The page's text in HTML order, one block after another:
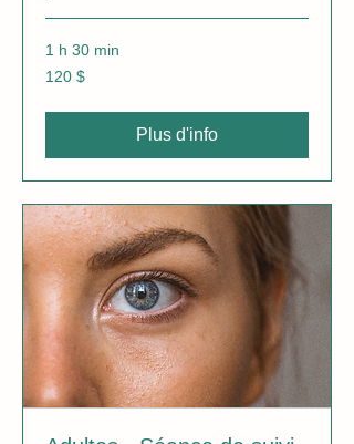
1 h 30 min
120 dollars
canadiens
120 $
Plus d'info